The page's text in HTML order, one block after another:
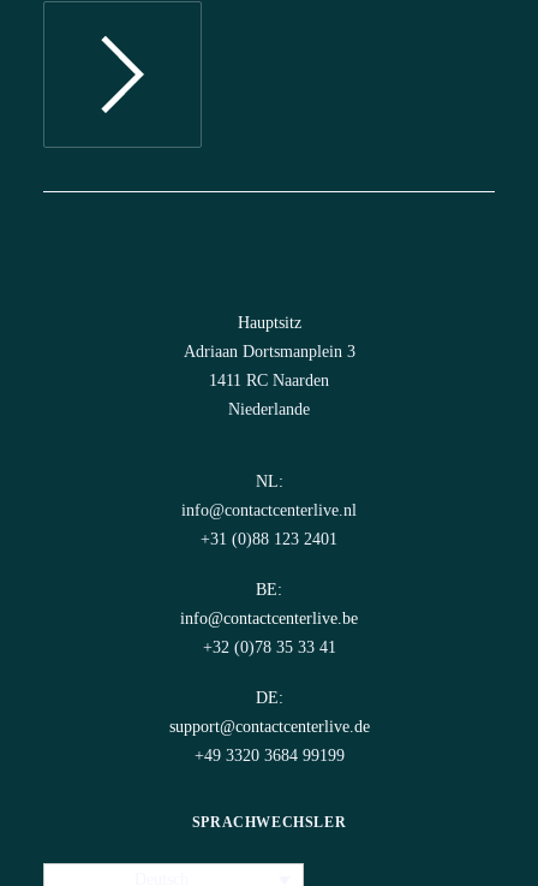
Hauptsitz
Adriaan Dortsmanplein 3
1411 RC Naarden
Niederlande
NL:
info@contactcenterlive.nl
+31 (0)88 123 2401
BE:
info@contactcenterlive.be
+32 (0)78 35 33 41
DE:
support@contactcenterlive.de
+49 3320 3684 99199
SPRACHWECHSLER